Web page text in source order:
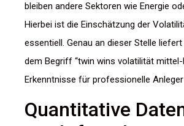
bleiben andere Sektoren wie Energie
Hierbei ist die Einschätzung der
essentiell. Genau an dieser Stelle
dem Begriff “twin wins volatilität mittel-
Erkenntnisse für professionelle Anleger
Quantitative